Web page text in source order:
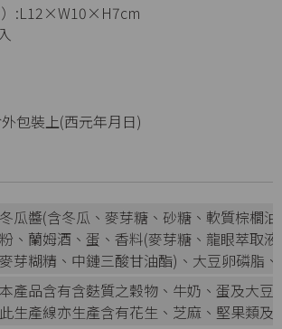
:L12×W10×H7cm
包裝上(西元年月日)
冬瓜醬(含冬瓜、麥芽糖、砂糖、軟質棕櫚
粉、蘭姆酒、蛋、香料(麥芽糖、龍眼萃取
麥芽糊精、中鏈三酸甘油酯)、大豆卵磷脂
本產品含有含麩質之穀物、牛奶、蛋及大豆
此生產線亦生產含有花生、芝麻、堅果類及